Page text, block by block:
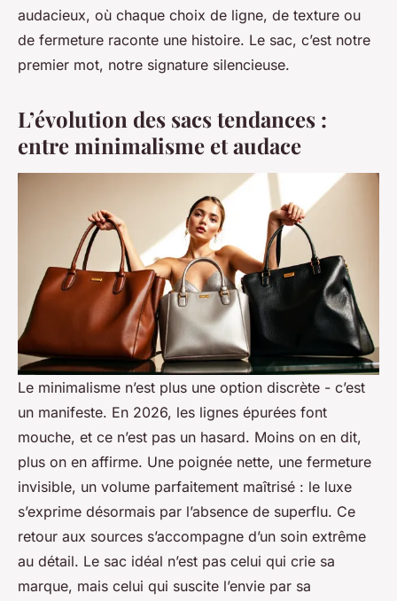
audacieux, où chaque choix de ligne, de texture ou
de fermeture raconte une histoire. Le sac, c’est notre
premier mot, notre signature silencieuse.
L’évolution des sacs tendances :
entre minimalisme et audace
Le minimalisme n’est plus une option discrète - c’est
un manifeste. En 2026, les lignes épurées font
mouche, et ce n’est pas un hasard. Moins on en dit,
plus on en affirme. Une poignée nette, une fermeture
invisible, un volume parfaitement maîtrisé : le luxe
s’exprime désormais par l’absence de superflu. Ce
retour aux sources s’accompagne d’un soin extrême
au détail. Le sac idéal n’est pas celui qui crie sa
marque, mais celui qui suscite l’envie par sa